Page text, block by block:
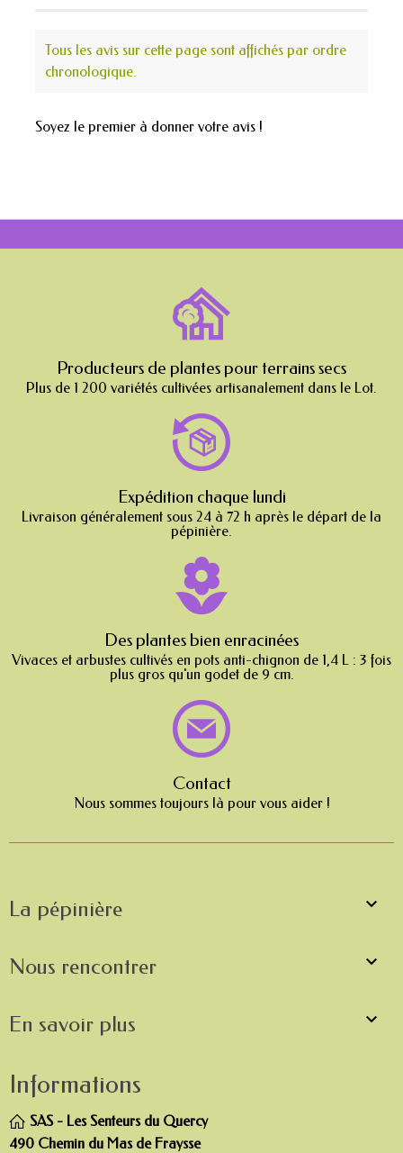
Tous les avis sur cette page sont affichés par ordre
chronologique.
Soyez le premier à donner votre avis !
Producteurs de plantes pour terrains secs
Plus de 1 200 variétés cultivées artisanalement dans le Lot.
Expédition chaque lundi
Livraison généralement sous 24 à 72 h après le départ de la
pépinière.
Des plantes bien enracinées
Vivaces et arbustes cultivés en pots anti-chignon de 1,4 L : 3 fois
plus gros qu'un godet de 9 cm.
Contact
Nous sommes toujours là pour vous aider !
La pépinière 
Nous rencontrer 
En savoir plus 
Informations
SAS - Les Senteurs du Quercy
490 Chemin du Mas de Fraysse